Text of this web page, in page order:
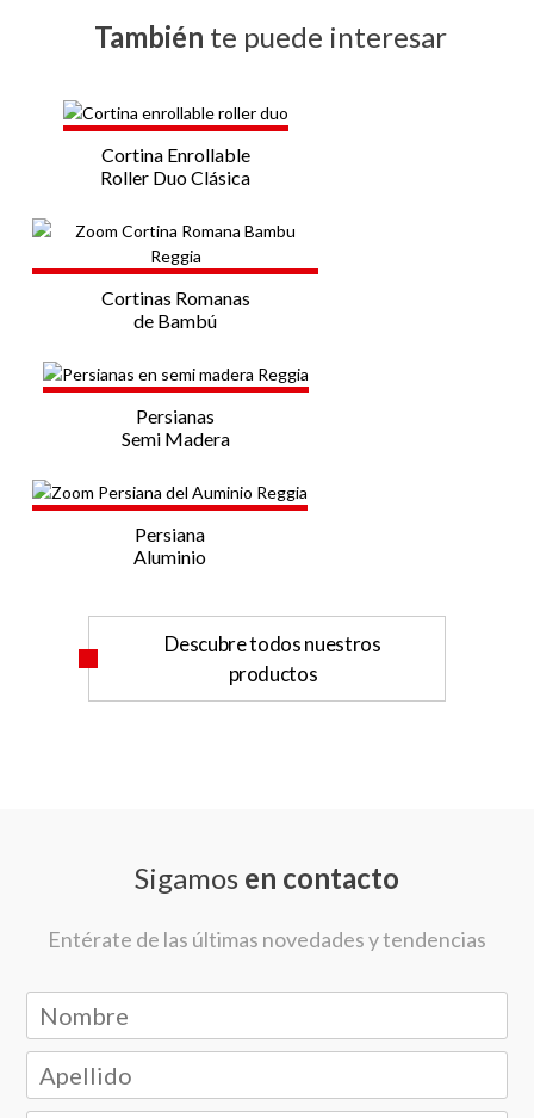
También te puede interesar
Cortina Enrollable
Roller Duo Clásica
Cortinas Romanas
de Bambú
Persianas
Semi Madera
Persiana
Aluminio
Descubre todos nuestros
productos
Sigamos en contacto
Entérate de las últimas novedades y tendencias